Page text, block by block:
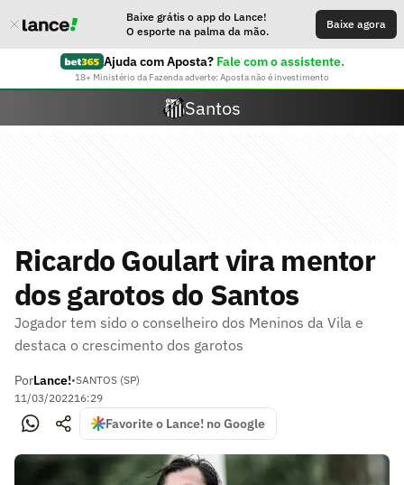
Baixe grátis o app do Lance!
O esporte na palma da mão.
Baixe agora
Ajuda com Aposta? Fale com o assistente.
18+ Ministério da Fazenda adverte: Aposta não é investimento
Santos
Ricardo Goulart vira mentor
dos garotos do Santos
Jogador tem sido o conselheiro dos Meninos da Vila e
destaca o crescimento dos garotos
PorLance!•SANTOS (SP)
11/03/202216:29
Favorite o Lance! no Google